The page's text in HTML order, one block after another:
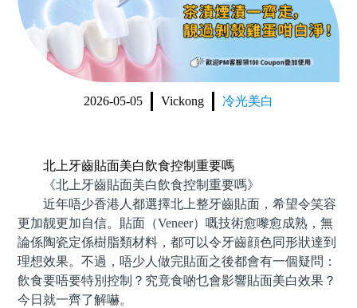
種植牙 dental implant
箍牙 orthodontics
收費標準 change standard
2026-05-05 Vickong 冷光美白
北上牙齒貼面美白飲食控制重要嗎
《北上牙齒貼面美白飲食控制重要嗎》
近年唔少香港人都選擇北上整牙齒貼面，希望令笑容
更加靓更加自信。貼面（Veneer）嘅技術愈嚟愈成熟，無
論係陶瓷定係樹脂類材料，都可以令牙齒顔色同形狀達到
理想效果。不過，唔少人做完貼面之後都會有一個疑問：
飲食要唔要特別控制？究竟食啲乜會影響貼面美白效果？
今日就一齊了解嚇。